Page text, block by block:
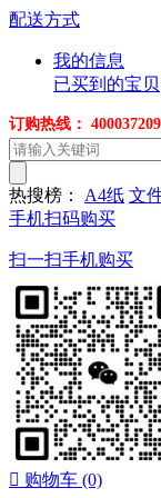
配送方式
我的信息
已买到的宝贝
订购热线：
热搜榜： A4纸 文
手机扫码购买
扫一扫手机购买
 购物车 (0)